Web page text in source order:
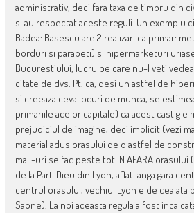
administrativ, deci fara taxa de timbru din
s-au respectat aceste reguli. Un exemplu
Badea: Basescu are 2 realizari ca primar:
borduri si parapeti) si hipermarketuri
Bucurestiului, lucru pe care nu-l veti
citate de dvs. Pt. ca, desi un astfel de
si creeaza ceva locuri de munca, se
primariile acelor capitale) ca acest castig e
prejudiciul de imagine, deci implicit (vezi
material adus orasului de o astfel de
mall-uri se fac peste tot IN AFARA
de la Part-Dieu din Lyon, aflat langa gara
centrul orasului, vechiul Lyon e de cealata
Saone). La noi aceasta regula a fost